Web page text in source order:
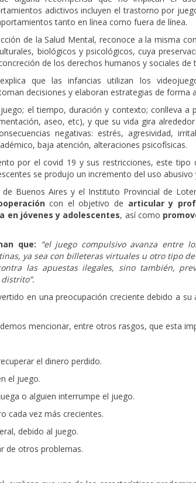
adictivos incluyen el trastorno por
tanto en línea como fuera de línea.
de la Salud Mental, reconoce a la misma
biológicos y psicológicos, cuya
de los derechos humanos y sociales de
que las infancias utilizan los
decisiones y elaboran estrategias de forma
el tiempo, duración y contexto; conlleva a
aseo, etc), y que su vida gira
negativas: estrés, agresividad,
baja atención, alteraciones psicofísicas.
por el covid 19 y sus restricciones, este
se produjo un incremento del uso abusivo
Buenos Aires y el Instituto Provincial de
con el objetivo de articular y
en jóvenes y adolescentes, así como
que: “el juego compulsivo avanza entre
ya sea con billeteras virtuales u otro tipo
las apuestas ilegales, sino también,
distrito”.
en una preocupación creciente debido a su
mencionar, entre otros rasgos, que esta
el dinero perdido.
el juego.
o alguien interrumpe el juego.
cada vez más crecientes.
debido al juego.
de otros problemas.